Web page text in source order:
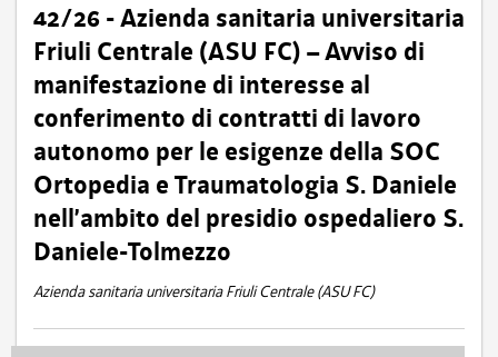
42/26 - Azienda sanitaria universitaria
Friuli Centrale (ASU FC) – Avviso di
manifestazione di interesse al
conferimento di contratti di lavoro
autonomo per le esigenze della SOC
Ortopedia e Traumatologia S. Daniele
nell’ambito del presidio ospedaliero S.
Daniele-Tolmezzo
Azienda sanitaria universitaria Friuli Centrale (ASU FC)